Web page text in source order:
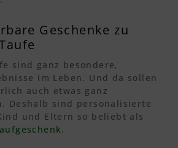
Geschenke zu
sind ganz besondere,
im Leben. Und da sollen
auch etwas ganz
Deshalb sind personalisierte
und Eltern so beliebt als
.